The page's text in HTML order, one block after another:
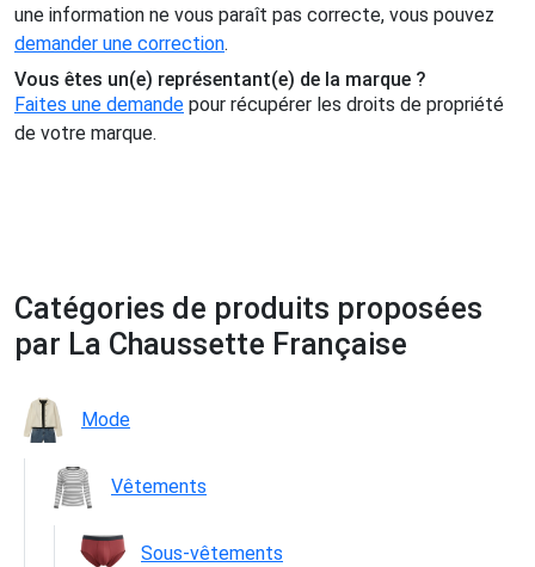
une information ne vous paraît pas correcte, vous pouvez
demander une correction.
Vous êtes un(e) représentant(e) de la marque ?
Faites une demande pour récupérer les droits de propriété
de votre marque.
Catégories de produits proposées
par La Chaussette Française
Mode
Vêtements
Sous-vêtements